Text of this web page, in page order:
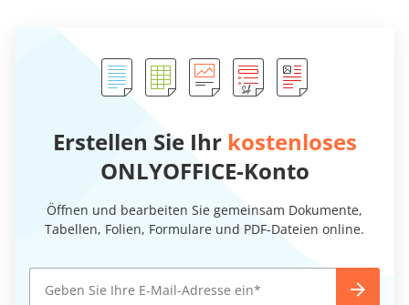
Erstellen Sie Ihr kostenloses
ONLYOFFICE-Konto
Öffnen und bearbeiten Sie gemeinsam Dokumente,
Tabellen, Folien, Formulare und PDF-Dateien online.